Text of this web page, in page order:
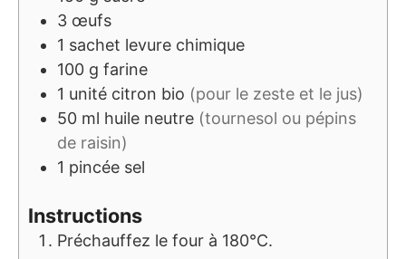
3 œufs
1 sachet levure chimique
100 g farine
1 unité citron bio (pour le zeste et le jus)
50 ml huile neutre (tournesol ou pépins
de raisin)
1 pincée sel
Instructions
Préchauffez le four à 180°C.